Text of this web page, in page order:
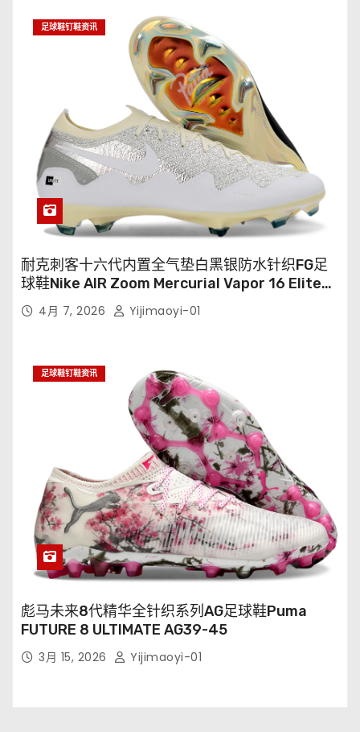
足球鞋钉鞋资讯
耐克刺客十六代内置全气垫白黑银防水针织FG足
球鞋Nike AIR Zoom Mercurial Vapor 16 Elite
XXV FG35-45
4月 7, 2026 Yijimaoyi-01
足球鞋钉鞋资讯
彪马未来8代精华全针织系列AG足球鞋Puma
FUTURE 8 ULTIMATE AG39-45
3月 15, 2026 Yijimaoyi-01